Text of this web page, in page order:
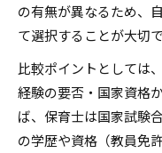
の有無が異なるため、
て選択することが大切で
比較ポイントとしては
経験の要否・国家資格
ば、保育士は国家試験
の学歴や資格（教員免